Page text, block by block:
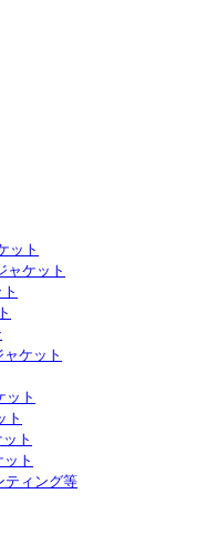
ット
ャケット
ケット
ット
ト
ト
ト
ティング等